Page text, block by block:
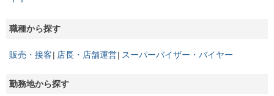
職種から探す
販売・接客 店長・店舗運営 スーパーバイザー・バイヤー
勤務地から探す